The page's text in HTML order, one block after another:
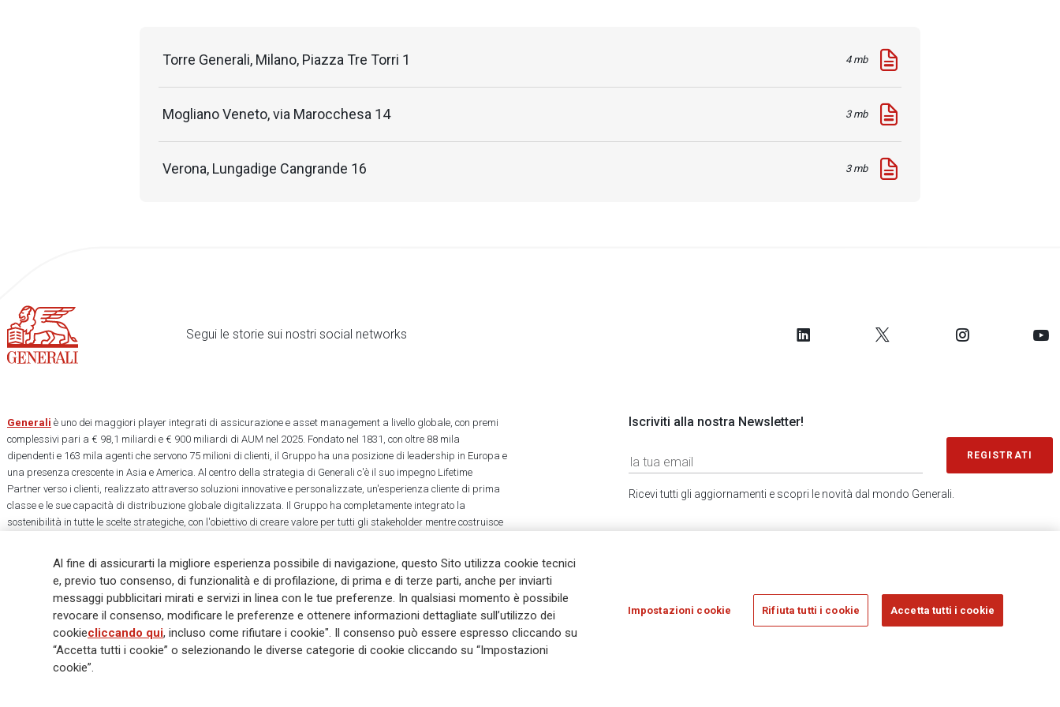
Torre Generali, Milano, Piazza Tre Torri 1 4 mb
Mogliano Veneto, via Marocchesa 14 3 mb
Verona, Lungadige Cangrande 16 3 mb
Segui le storie sui nostri social networks
Iscriviti alla nostra Newsletter!
REGISTRATI
Ricevi tutti gli aggiornamenti e scopri le novità dal mondo Generali.
Generali è uno dei maggiori player integrati di assicurazione e asset management a livello globale, con premi
complessivi pari a € 98,1 miliardi e € 900 miliardi di AUM nel 2025. Fondato nel 1831, con oltre 88 mila
dipendenti e 163 mila agenti che servono 75 milioni di clienti, il Gruppo ha una posizione di leadership in Europa e
una presenza crescente in Asia e America. Al centro della strategia di Generali c'è il suo impegno Lifetime
Partner verso i clienti, realizzato attraverso soluzioni innovative e personalizzate, un'esperienza cliente di prima
classe e le sue capacità di distribuzione globale digitalizzata. Il Gruppo ha completamente integrato la
sostenibilità in tutte le scelte strategiche, con l'obiettivo di creare valore per tutti gli stakeholder mentre costruisce
Cookie Policy Privacy & GDPR FATCA EMIR exemption Olocausto Accessibilità
Whistleblowing
FAQ
Al fine di assicurarti la migliore esperienza possibile di navigazione, questo Sito utilizza cookie tecnici
e, previo tuo consenso, di funzionalità e di profilazione, di prima e di terze parti, anche per inviarti
messaggi pubblicitari mirati e servizi in linea con le tue preferenze. In qualsiasi momento è possibile
revocare il consenso, modificare le preferenze e ottenere informazioni dettagliate sull’utilizzo dei
cookiecliccando qui, incluso come rifiutare i cookie". Il consenso può essere espresso cliccando su
“Accetta tutti i cookie” o selezionando le diverse categorie di cookie cliccando su “Impostazioni
cookie”.
Impostazioni cookie Rifiuta tutti i cookie Accetta tutti i cookie